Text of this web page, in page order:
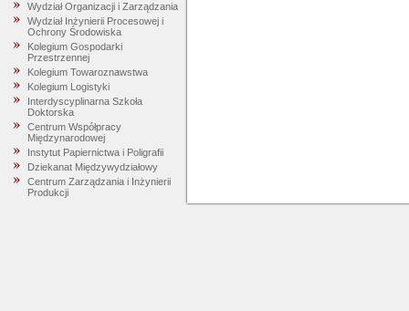
Wydział Organizacji i Zarządzania
Wydział Inżynierii Procesowej i
Ochrony Środowiska
Kolegium Gospodarki
Przestrzennej
Kolegium Towaroznawstwa
Kolegium Logistyki
Interdyscyplinarna Szkoła
Doktorska
Centrum Współpracy
Międzynarodowej
Instytut Papiernictwa i Poligrafii
Dziekanat Międzywydziałowy
Centrum Zarządzania i Inżynierii
Produkcji